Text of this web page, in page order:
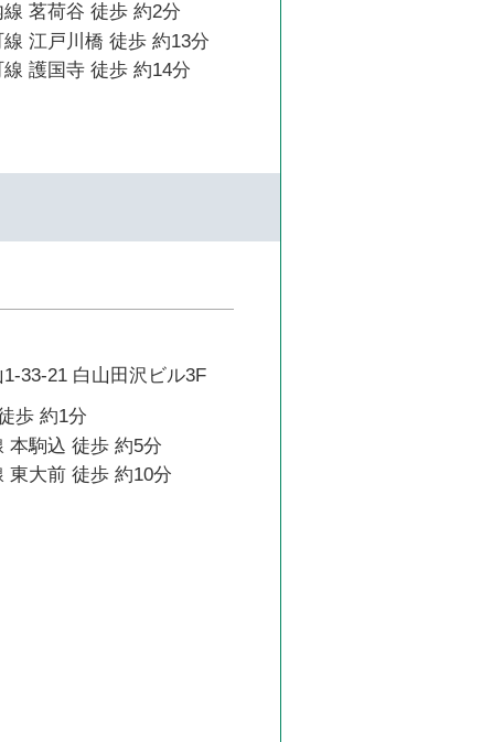
茗荷谷 徒歩 約2分
江戸川橋 徒歩 約13分
護国寺 徒歩 約14分
33-21 白山田沢ビル3F
歩 約1分
本駒込 徒歩 約5分
東大前 徒歩 約10分